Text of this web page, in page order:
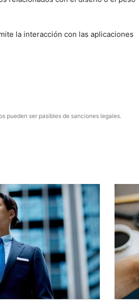
la interacción con las aplicaciones
pueden ser pasibles de sanciones legales.